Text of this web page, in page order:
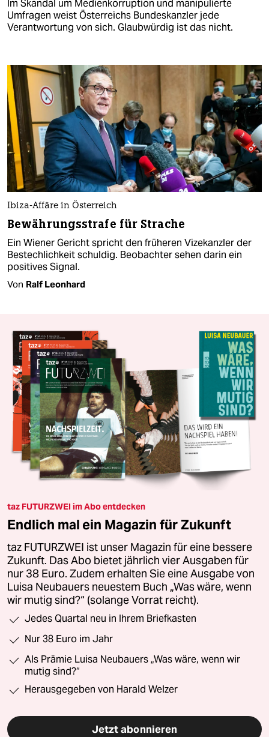
Im Skandal um Medienkorruption und manipulierte
Umfragen weist Österreichs Bundeskanzler jede
Verantwortung von sich. Glaubwürdig ist das nicht.
Ibiza-Affäre in Österreich
Bewährungsstrafe für Strache
Ein Wiener Gericht spricht den früheren Vizekanzler der
Bestechlichkeit schuldig. Beobachter sehen darin ein
positives Signal.
Von Ralf Leonhard
taz FUTURZWEI im Abo entdecken
Endlich mal ein Magazin für Zukunft
taz FUTURZWEI ist unser Magazin für eine bessere
Zukunft. Das Abo bietet jährlich vier Ausgaben für
nur 38 Euro. Zudem erhalten Sie eine Ausgabe von
Luisa Neubauers neuestem Buch „Was wäre, wenn
wir mutig sind?“ (solange Vorrat reicht).
Jedes Quartal neu in Ihrem Briefkasten
Nur 38 Euro im Jahr
Als Prämie Luisa Neubauers „Was wäre, wenn wir
mutig sind?“
Herausgegeben von Harald Welzer
Jetzt abonnieren